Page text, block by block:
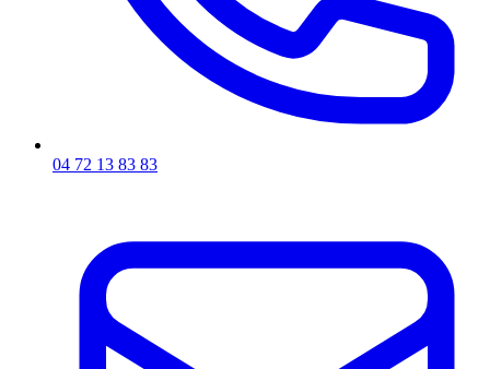
04 72 13 83 83